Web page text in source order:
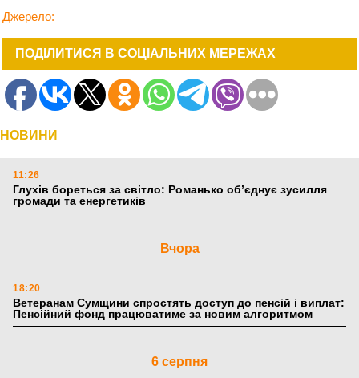
Джерело:
ПОДІЛИТИСЯ В СОЦІАЛЬНИХ МЕРЕЖАХ
НОВИНИ
11:26
Глухів бореться за світло: Романько об’єднує зусилля
громади та енергетиків
Вчора
18:20
Ветеранам Сумщини спростять доступ до пенсій і виплат:
Пенсійний фонд працюватиме за новим алгоритмом
6 серпня